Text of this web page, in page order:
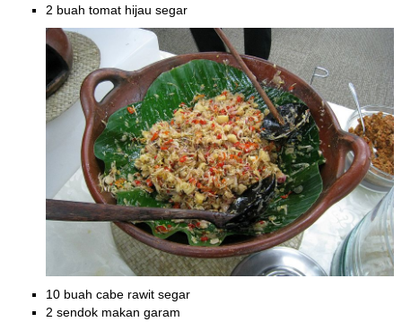
2 buah tomat hijau segar
10 buah cabe rawit segar
2 sendok makan garam